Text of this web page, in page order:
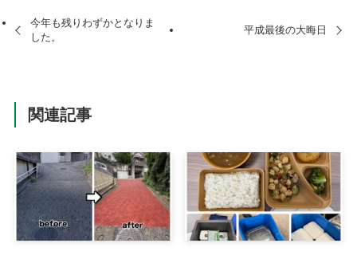
今年も残りわずかとなりま
した。
平成最後の大晦日
関連記事